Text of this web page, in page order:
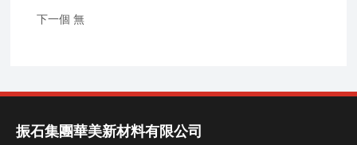
下一個 無
振石集團華美新材料有限公司